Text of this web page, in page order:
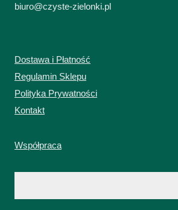
biuro@czyste-zielonki.pl
Dostawa i Płatność
Regulamin Sklepu
Polityka Prywatności
Kontakt
Współpraca